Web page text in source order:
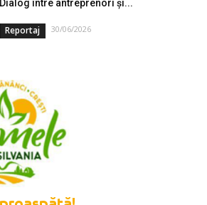
Dialog între antreprenori și...
Reportaj 30/06/2026